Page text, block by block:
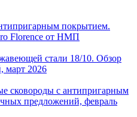
покрытием.
Florence от НМП
стали 18/10. Обзор
март 2026
сковороды с антипригарным
предложений, февраль